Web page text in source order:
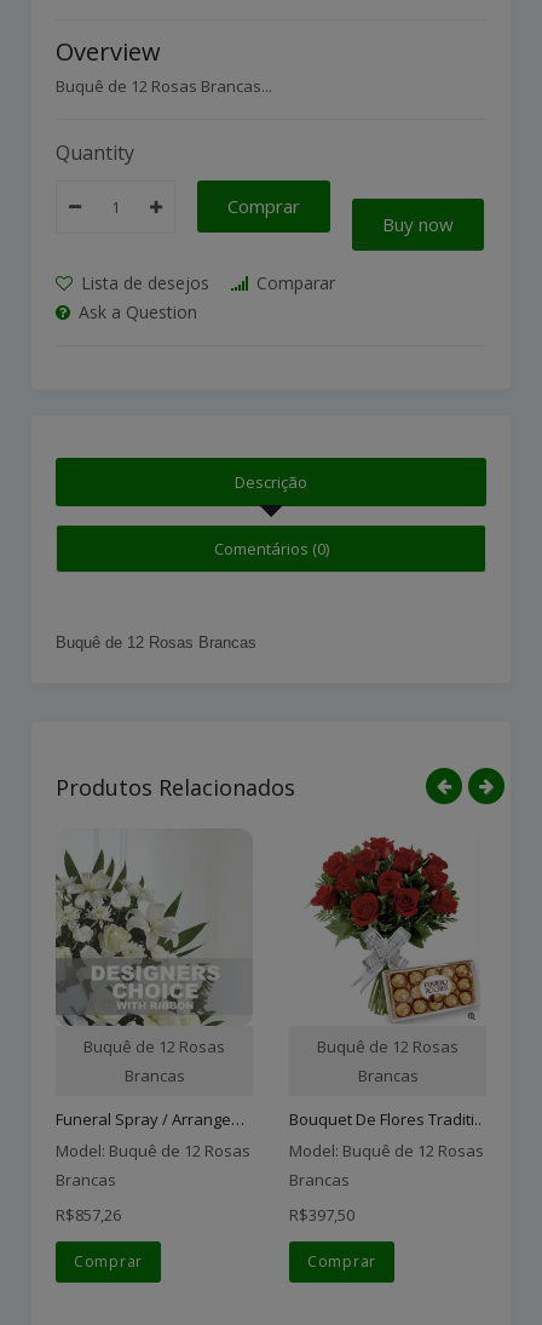
Overview
Buquê de 12 Rosas Brancas...
Quantity
Comprar
Buy now
Lista de desejos
Comparar
Ask a Question
Descrição
Comentários (0)
Buquê de 12 Rosas Brancas
Produtos Relacionados
Buquê de 12 Rosas
Brancas
Funeral Spray / Arrangeme..
Model: Buquê de 12 Rosas
Brancas
R$857,26
Comprar
Buquê de 12 Rosas
Brancas
Bouquet De Flores Traditi..
Model: Buquê de 12 Rosas
Brancas
R$397,50
Comprar